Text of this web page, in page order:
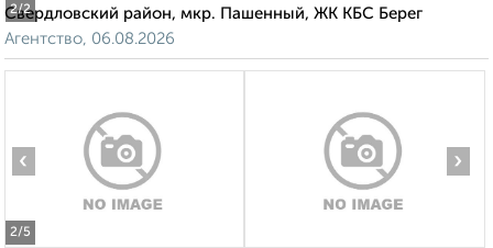
2/2
Свердловский район, мкр. Пашенный, ЖК КБС Берег
Агентство, 06.08.2026
2/5
‹ ›